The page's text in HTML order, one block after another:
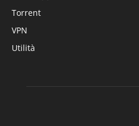
Torrent
VPN
Utilità